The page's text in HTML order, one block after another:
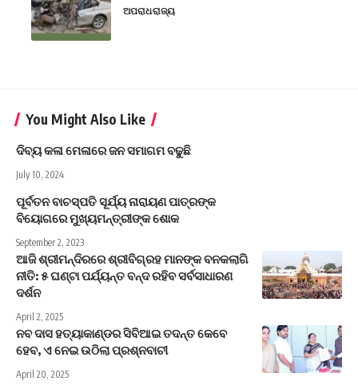
ଅପରାଧରାଜ୍ୟ
You Might Also Like
ଦିବ୍ୟ କଳା ମେଳାରେ ଜନ ସମାଗମ ବଢୁଛି
July 10, 2024
ପୂର୍ବତନ ବାଚସ୍ପତି ସୂର୍ଯ୍ୟ ନାରାୟଣ ପାତ୍ରଙ୍କ
ବିୟୋଗରେ ମୁଖ୍ୟମନ୍ତ୍ରୀଙ୍କ ଶୋକ
September 2, 2023
ଆଜି ଶ୍ରୀମନ୍ଦିରରେ ଶ୍ରୀବିଗ୍ରହ ମାନଙ୍କ ବନକଲାଗି
ନୀତି: ୫ ଘଣ୍ଟା ପର୍ଯ୍ୟନ୍ତ ବନ୍ଦ ରହିବ ସର୍ବସାଧାରଣ
ଦର୍ଶନ
April 2, 2025
ନବ ଦାସ ହତ୍ୟାକାଣ୍ଡର ସିବିଆଇ ତଦନ୍ତ କେବେ
ହେବ, ଏ ନେଇ ଉଠିଲା ପ୍ରଶ୍ନବାଚୀ
April 20, 2025